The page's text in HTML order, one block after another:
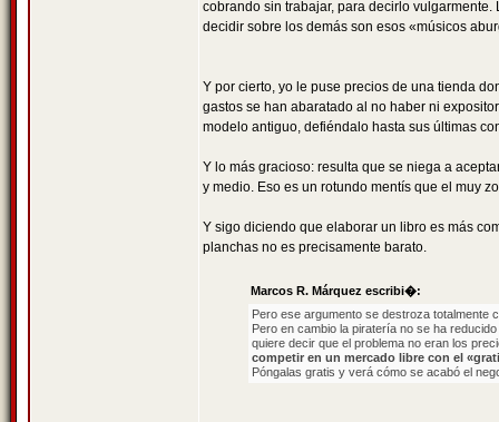
cobrando sin trabajar, para decirlo
decidir sobre los demás son esos «músicos
Y por cierto, yo le puse precios de una tienda
gastos se han abaratado al no haber ni
modelo antiguo, defiéndalo hasta sus últimas
Y lo más gracioso: resulta que se niega a
y medio. Eso es un rotundo mentís que el muy
Y sigo diciendo que elaborar un libro es más
planchas no es precisamente barato.
Marcos R. Márquez escribi�:
Pero ese argumento se destroza totalmente
Pero en cambio la piratería no se ha
quiere decir que el problema no eran los
competir en un mercado libre con el
Póngalas gratis y verá cómo se acabó el